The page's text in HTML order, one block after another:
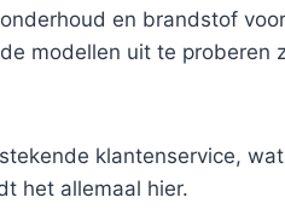
en brandstof
modellen uit te proberen
klantenservice,
het allemaal hier.